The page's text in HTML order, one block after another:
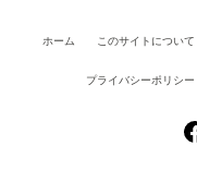
ホーム このサイトについて
プライバシーポリシー